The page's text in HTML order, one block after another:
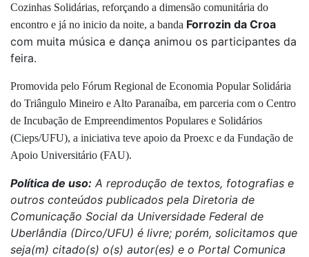
Cozinhas Solidárias, reforçando a dimensão comunitária do
encontro e já no inicio da noite, a banda Forrozin da Croa
com muita música e dança animou os participantes da
feira.
Promovida pelo Fórum Regional de Economia Popular Solidária
do Triângulo Mineiro e Alto Paranaíba, em parceria com o Centro
de Incubação de Empreendimentos Populares e Solidários
(Cieps/UFU), a iniciativa teve apoio da Proexc e da Fundação de
Apoio Universitário (FAU).
Política de uso: A reprodução de textos, fotografias e
outros conteúdos publicados pela Diretoria de
Comunicação Social da Universidade Federal de
Uberlândia (Dirco/UFU) é livre; porém, solicitamos que
seja(m) citado(s) o(s) autor(es) e o Portal Comunica